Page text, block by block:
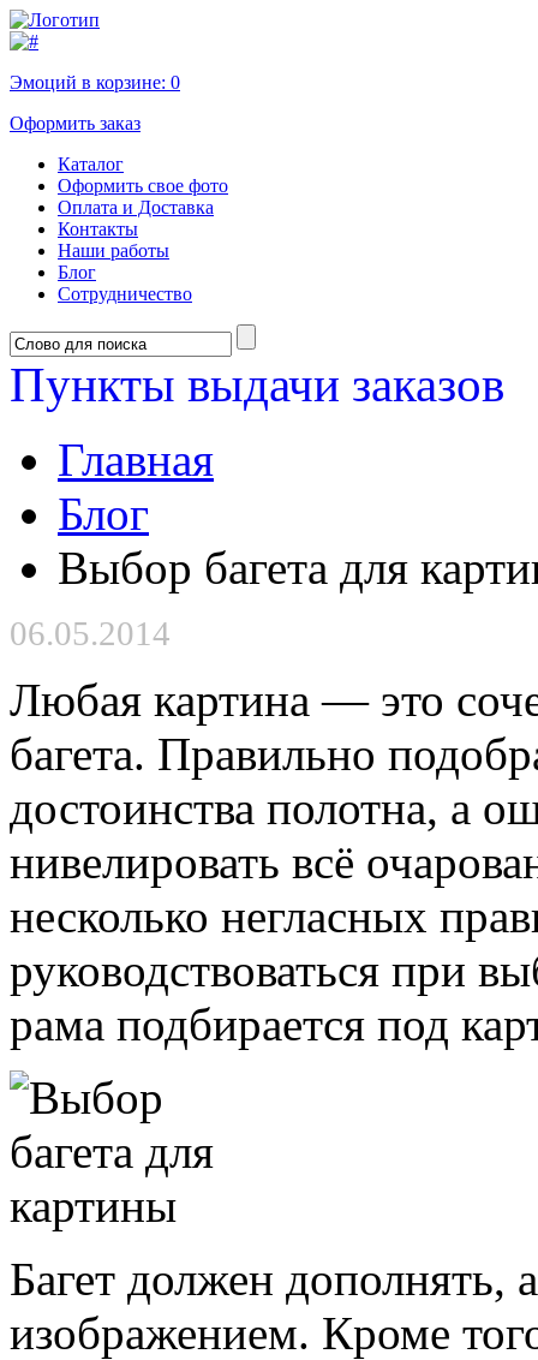
Эмоций в корзине: 0
Оформить заказ
Каталог
Оформить свое фото
Оплата и Доставка
Контакты
Наши работы
Блог
Сотрудничество
Пункты выдачи заказов
Главная
Блог
Выбор багета для
06.05.2014
Любая картина — это
багета. Правильно
достоинства полотна, а
нивелировать всё
несколько негласных
руководствоваться при
рама подбирается под
Багет должен дополнять,
изображением. Кроме